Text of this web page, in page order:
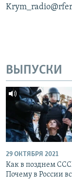
ВЫПУСКИ
29 ОКТЯБРЯ 2021
Как в позднем
Почему в России